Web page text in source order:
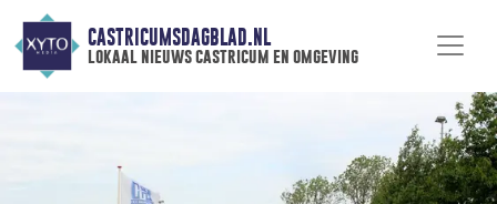
CASTRICUMSDAGBLAD.NL
lokaal nieuws castricum en omgeving